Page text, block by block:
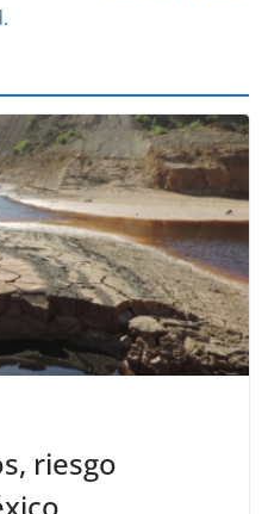
riesgo